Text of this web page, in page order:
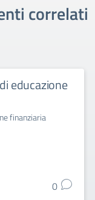
correlati
educazione
finanziaria
0